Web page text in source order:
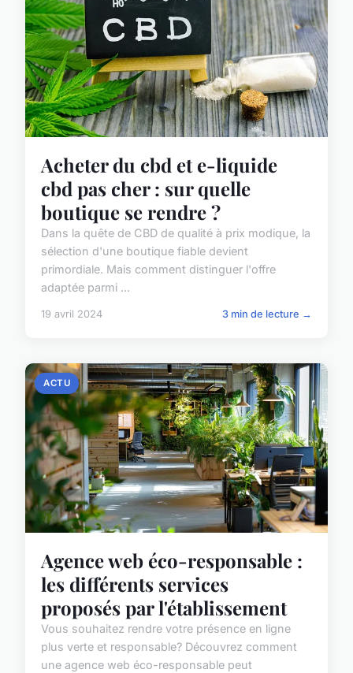
Acheter du cbd et e-liquide
cbd pas cher : sur quelle
boutique se rendre ?
Dans la quête de CBD de qualité à prix modique, la
sélection d'une boutique fiable devient
primordiale. Mais comment distinguer l'offre
adaptée parmi ...
19 avril 2024 3 min de lecture →
ACTU
Agence web éco-responsable :
les différents services
proposés par l'établissement
Vous souhaitez rendre votre présence en ligne
plus verte et responsable? Découvrez comment
une agence web éco-responsable peut